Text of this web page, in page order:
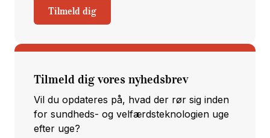
Tilmeld dig
Tilmeld dig vores nyhedsbrev
Vil du opdateres på, hvad der rør sig inden
for sundheds- og velfærdsteknologien uge
efter uge?